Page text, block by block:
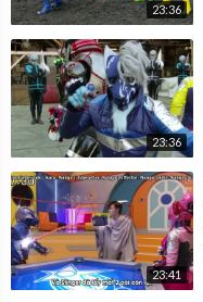
23:36
23:36
23:41